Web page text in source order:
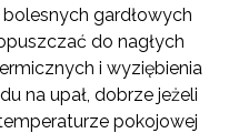
gardłowych
do nagłych
i wyziębienia
na upał, dobrze jeżeli
pokojowej